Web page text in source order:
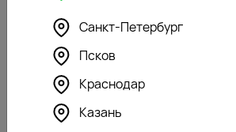
Похожие товары
4.6(185)
316
Букет из красных гвоздик
под ленту
Санкт-Петербург
Псков
Краснодар
Казань